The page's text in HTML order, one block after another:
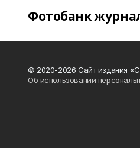
Фотобанк
© 2020-2026 Сайт издания
Об использовании